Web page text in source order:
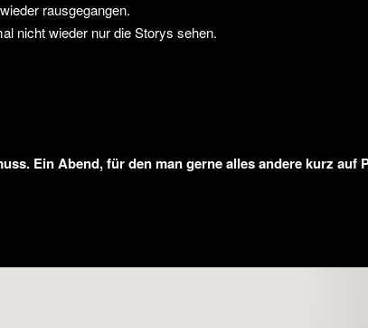
rausgegangen.
nicht wieder nur die Storys sehen.
Ein Abend, für den man gerne alles andere kurz auf